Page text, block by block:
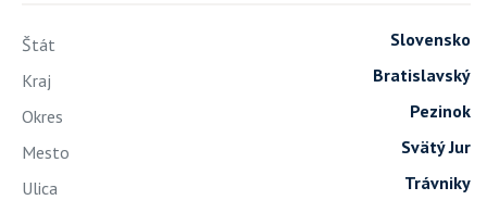
Štát
Slovensko
Kraj
Bratislavský
Okres
Pezinok
Mesto
Svätý Jur
Ulica
Trávniky